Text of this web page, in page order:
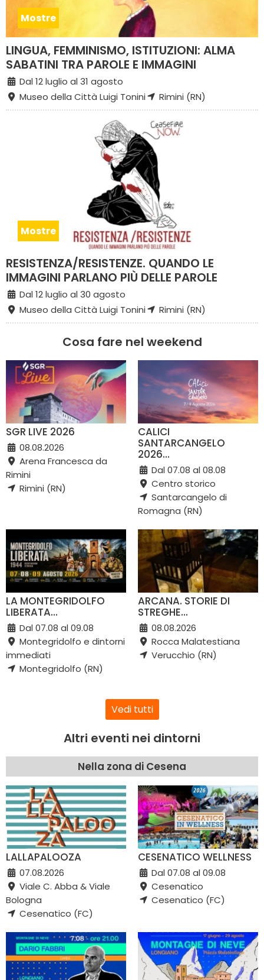
Mostre
LINGUA, FEMMINISMO, ISTITUZIONI: ALMA
SABATINI TRA PAROLE E IMMAGINI
Dal 12 luglio al 31 agosto
Museo della Città Luigi Tonini
Rimini (RN)
Mostre
RESISTENZA/RESISTENZE. QUANDO LE
IMMAGINI PARLANO PIÙ DELLE PAROLE
Dal 12 luglio al 30 agosto
Museo della Città Luigi Tonini
Rimini (RN)
Cosa fare nel weekend
SGR LIVE 2026
08.08.2026
Arena Francesca da
Rimini
Rimini (RN)
CALICI
SANTARCANGELO
2026...
Dal 07.08 al 08.08
Centro storico
Santarcangelo di
Romagna (RN)
LA MONTEGRIDOLFO
LIBERATA...
Dal 07.08 al 09.08
Montegridolfo e dintorni
immediati
Montegridolfo (RN)
ARCANA. STORIE DI
STREGHE...
08.08.2026
Rocca Malatestiana
Verucchio (RN)
Vedi tutti
Altri eventi nei dintorni
Nella zona di Cesena
LALLAPALOOZA
07.08.2026
Viale C. Abba & Viale
Bologna
Cesenatico (FC)
CESENATICO WELLNESS
Dal 07.08 al 09.08
Cesenatico
Cesenatico (FC)